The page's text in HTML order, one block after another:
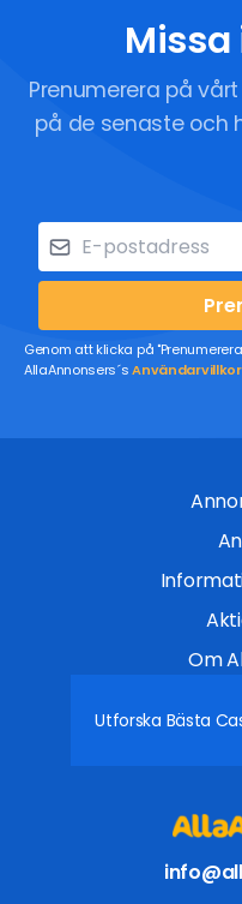
Prenumerera på
på de senaste och
Genom att klicka på
AllaAnnonsers´sAnvändarvillkor
Om
Utforska Bästa